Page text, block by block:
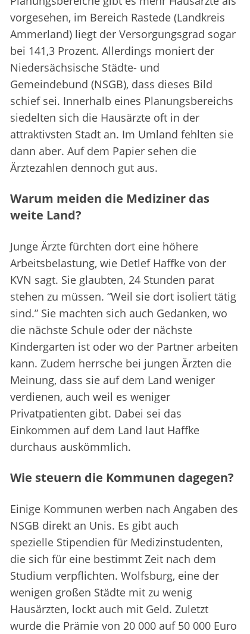
vorgesehen, im Bereich Rastede (Landkreis
Ammerland) liegt der Versorgungsgrad sogar
bei 141,3 Prozent. Allerdings moniert der
Niedersächsische Städte- und
Gemeindebund (NSGB), dass dieses Bild
schief sei. Innerhalb eines Planungsbereichs
siedelten sich die Hausärzte oft in der
attraktivsten Stadt an. Im Umland fehlten sie
dann aber. Auf dem Papier sehen die
Ärztezahlen dennoch gut aus.
Warum meiden die Mediziner das
weite Land?
Junge Ärzte fürchten dort eine höhere
Arbeitsbelastung, wie Detlef Haffke von der
KVN sagt. Sie glaubten, 24 Stunden parat
stehen zu müssen. “Weil sie dort isoliert tätig
sind.” Sie machten sich auch Gedanken, wo
die nächste Schule oder der nächste
Kindergarten ist oder wo der Partner arbeiten
kann. Zudem herrsche bei jungen Ärzten die
Meinung, dass sie auf dem Land weniger
verdienen, auch weil es weniger
Privatpatienten gibt. Dabei sei das
Einkommen auf dem Land laut Haffke
durchaus auskömmlich.
Wie steuern die Kommunen dagegen?
Einige Kommunen werben nach Angaben des
NSGB direkt an Unis. Es gibt auch
spezielle Stipendien für Medizinstudenten,
die sich für eine bestimmt Zeit nach dem
Studium verpflichten. Wolfsburg, eine der
wenigen großen Städte mit zu wenig
Hausärzten, lockt auch mit Geld. Zuletzt
wurde die Prämie von 20 000 auf 50 000 Euro